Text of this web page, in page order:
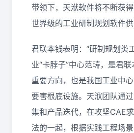
带领下，天洑软件将不断获
世界级的工业研制规划软件
君联本钱表明：“研制规划类
业“卡脖子”中心范畴，是君
重要方向，也是我国工业中
要害根底设施。天洑团队通
集和产品迭代，在攻坚CAE
法的一起，根据实践工程场